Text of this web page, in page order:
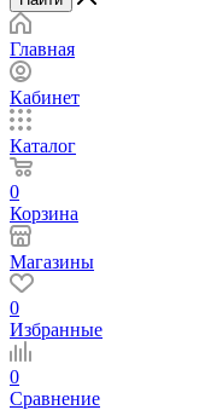
Главная
Кабинет
Каталог
0
Корзина
Магазины
0
Избранные
0
Сравнение